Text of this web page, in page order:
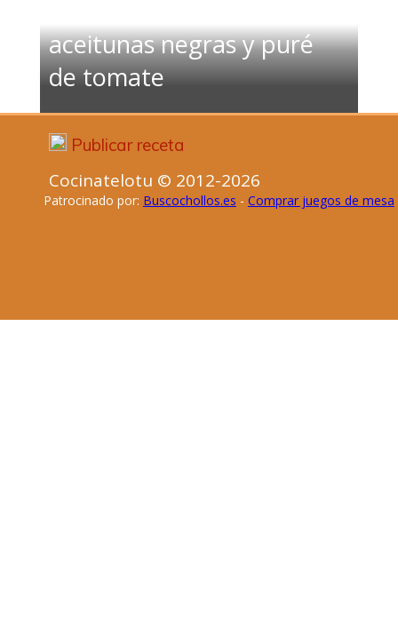
aceitunas negras y puré
de tomate
Publicar receta
Cocinatelotu © 2012-2026
Patrocinado por: Buscochollos.es - Comprar juegos de mesa